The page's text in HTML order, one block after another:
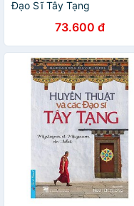
Đạo Sĩ Tây Tạng
73.600 đ